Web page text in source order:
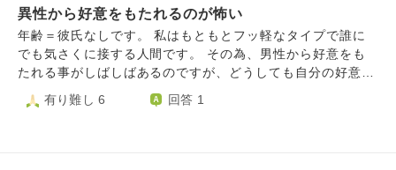
対し、私は自分自身に自信が無い 彼はハイスペックで上昇
志向の持ち主で、人当たりもいいです。 そんな彼が、私と
過ごしていない時間に他の人と楽しんでいることにとても空
虚感を覚えます。 また、今月から女性の多いカフェで働く
きが強いことでも有名です。 私は自分に自信が無いので、
り、男性と付き合う勇気がなかなかでませんでした。そこ
で、その男性に、以前付き合ってた人に音信不通にされたこ
とがあり、付き合う勇気がなかなか持てないことを伝えまし
た。その男性は「そんなことをする人がいるのがあり得な
してくれました。その数日後に、その彼も音信不通となり、
異性から好意をもたれるのが怖い
年齢＝彼氏なしです。 私はもともとフッ軽なタイプで誰に
でも気さくに接する人間です。 その為、男性から好意をも
たれる事がしばしばあるのですが、どうしても自分の好意の
ない相手から、女としてみられていると感じてしまうと気持
ち悪く感じ、逃げてしまいます。 友達としての男性は多く
有り難し 6 回答 1